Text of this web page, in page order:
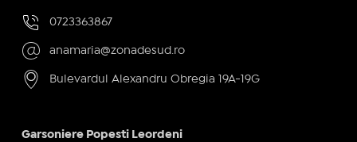
0723363867
anamaria@zonadesud.ro
Bulevardul Alexandru Obregia 19A-19G
Garsoniere Popesti Leordeni